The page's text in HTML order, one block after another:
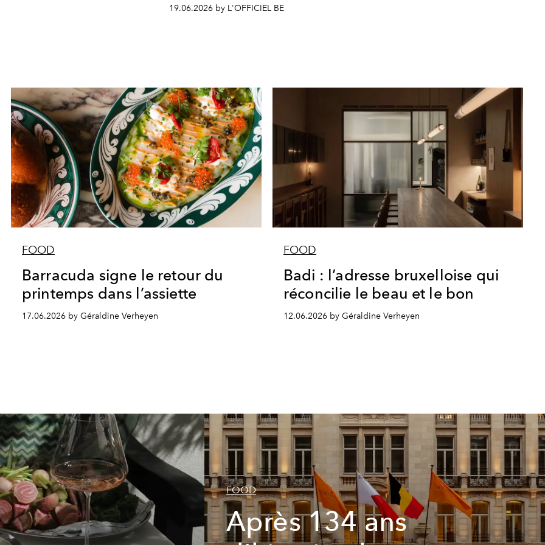
19.06.2026 by L'OFFICIEL BE
FOOD
Barracuda signe le retour du
printemps dans l’assiette
17.06.2026 by Géraldine Verheyen
FOOD
Badi : l’adresse bruxelloise qui
réconcilie le beau et le bon
12.06.2026 by Géraldine Verheyen
FOOD
Après 134 ans